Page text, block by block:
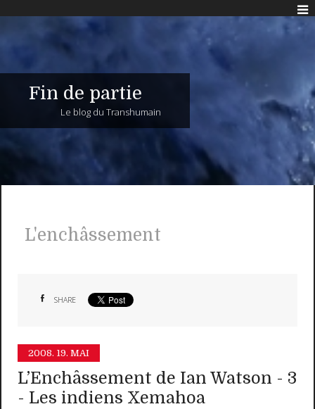
Fin de partie
Le blog du Transhumain
L'enchâssement
SHARE
2008. 19. MAI
L’Enchâssement de Ian Watson - 3
- Les indiens Xemahoa